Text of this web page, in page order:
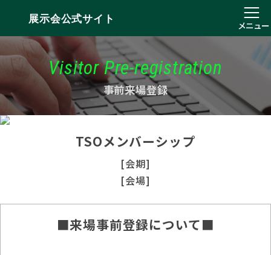
展示会公式サイト
メニュー
Visitor Pre-registration
事前来場登録
TSOメンバーシップ
[会期]
[会場]
■来場事前登録について■